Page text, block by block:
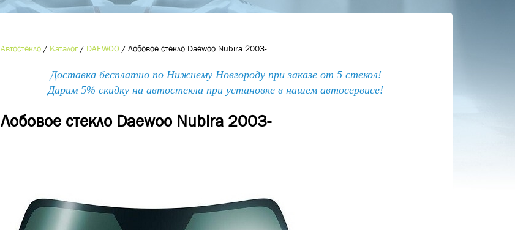
Автостекло / Каталог / DAEWOO / Лобовое стекло Daewoo Nubira 2003-
Доставка бесплатно по Нижнему Новгороду при заказе от 5 стекол!
Дарим 5% скидку на автостекла при установке в нашем автосервисе!
Лобовое стекло Daewoo Nubira 2003-
Номер телефона*
Ваше сообщение*
Отправить